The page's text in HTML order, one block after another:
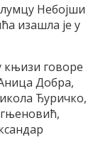
Небојши
изашла је у
књизи говоре
Добра,
Ђуричко,